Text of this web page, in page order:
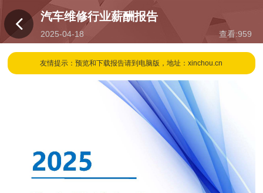
汽车维修行业薪酬报告
2025-04-18
17:29
查看:959
友情提示：预览和下载报告请到电脑版，地址：xinchou.cn